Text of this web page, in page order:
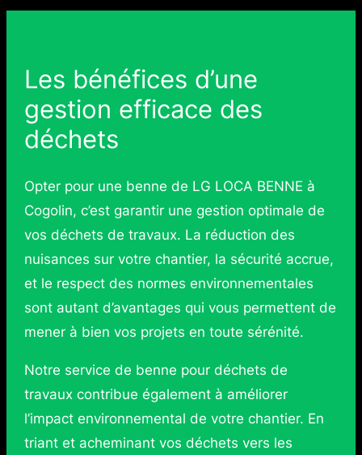
Les bénéfices d’une
gestion efficace des
déchets
Opter pour une benne de LG LOCA BENNE à
Cogolin, c’est garantir une gestion optimale de
vos déchets de travaux. La réduction des
nuisances sur votre chantier, la sécurité accrue,
et le respect des normes environnementales
sont autant d’avantages qui vous permettent de
mener à bien vos projets en toute sérénité.
Notre service de benne pour déchets de
travaux contribue également à améliorer
l’impact environnemental de votre chantier. En
triant et acheminant vos déchets vers les